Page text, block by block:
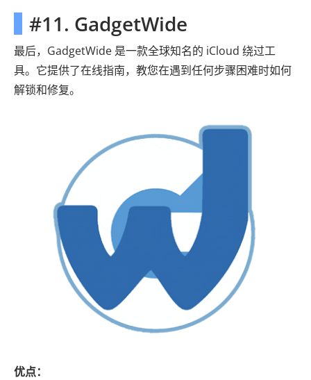
#11. GadgetWide
最后，GadgetWide 是一款全球知名的 iCloud 绕过工
具。它提供了在线指南，教您在遇到任何步骤困难时如何
解锁和修复。
优点：